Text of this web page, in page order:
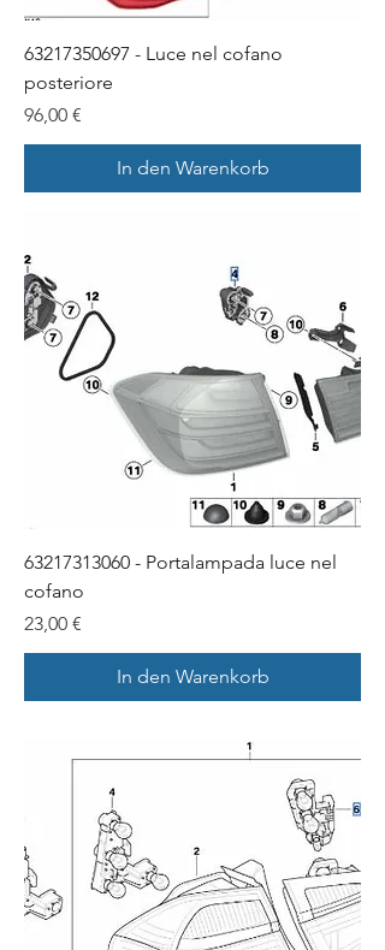
63217350697 - Luce nel cofano
posteriore
Preis
96,00 €
In den Warenkorb
63217313060 - Portalampada luce nel
cofano
Preis
23,00 €
In den Warenkorb